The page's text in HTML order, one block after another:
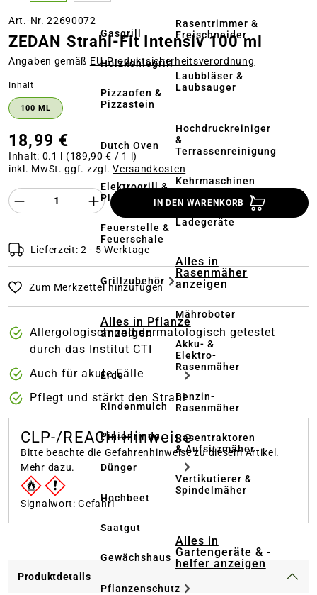
Gasgrill
Holzkohlegrill
Pizzaofen &
Pizzastein
Dutch Oven
Elektrogrill &
Plancha
Feuerstelle &
Feuerschale
Grillzubehör
Alles in Pflanze
anzeigen
Erde
Rindenmulch
Pinienrinde
Dünger
Hochbeet
Saatgut
Gewächshaus
Pflanzenschutz
Rasentrimmer &
Freischneider
Laubbläser &
Laubsauger
Hochdruckreiniger
&
Terrassenreinigung
Kehrmaschinen
Ladegeräte
Alles in
Rasenmäher
anzeigen
Mähroboter
Akku- &
Elektro-
Rasenmäher
Benzin-
Rasenmäher
Rasentraktoren
& Aufsitzmäher
Vertikutierer &
Spindelmäher
Alles in
Gartengeräte & -
helfer anzeigen
Art.-Nr. 22690072
ZEDAN Strahl-Fit Intensiv 100 ml
Angaben gemäß EU‑Produktsicherheitsverordnung
Inhalt
100 ML
18,99 €
Inhalt: 0.1 l (189,90 € / 1 l)
inkl. MwSt. ggf. zzgl.Versandkosten
Produkt Anzahl des Produktes
IN DEN WARENKORB
Lieferzeit: 2 - 5 Werktage
Zum Merkzettel hinzufügen
Allergologisch und dermatologisch getestet
durch das Institut CTI
Auch für akute Fälle
Pflegt und stärkt den Strahl
CLP-/REACH-Hinweise
Bitte beachte die Gefahrenhinweise zu diesem Artikel.
Mehr dazu.
Signalwort: Gefahr!
Produktdetails